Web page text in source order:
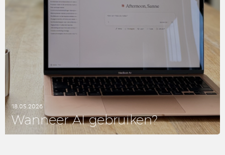
18.05.2026
Wanneer AI ge­brui­ken?